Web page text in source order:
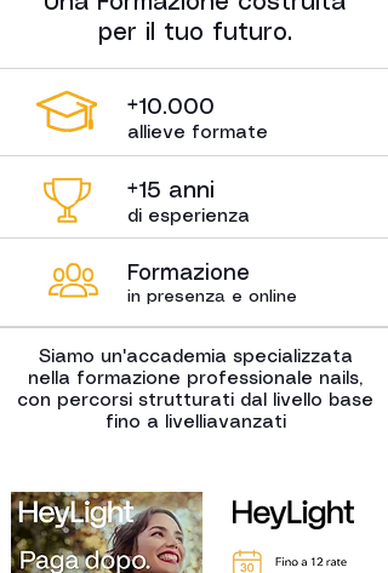
per il tuo futuro.
+10.000
allieve formate
+15 anni
di esperienza
Formazione
in presenza e online
Siamo un'accademia specializzata
nella formazione professionale nails,
con percorsi strutturati dal livello base
fino a livelliavanzati